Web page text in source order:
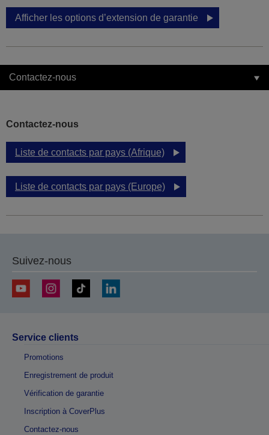
Afficher les options d’extension de garantie
Contactez-nous
Contactez-nous
Liste de contacts par pays (Afrique)
Liste de contacts par pays (Europe)
Suivez-nous
Service clients
Promotions
Enregistrement de produit
Vérification de garantie
Inscription à CoverPlus
Contactez-nous